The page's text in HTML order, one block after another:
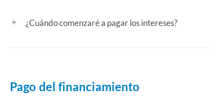
¿Cuándo comenzaré a pagar los intereses?
Pago del financiamiento